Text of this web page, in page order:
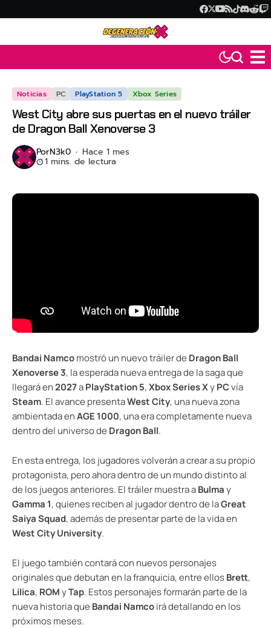
Noticias PC PlayStation 5 Xbox Series
West City abre sus puertas en el nuevo tráiler
de Dragon Ball Xenoverse 3
PorN3k0 Hace 1 mes
1 mins. de lectura
Bandai Namcomostró un nuevo tráiler de Dragon Ball
Xenoverse 3, la esperada nueva entrega de la saga que
llegará en2027aPlayStation 5,Xbox Series XyPCvía
Steam. El avance presentaWest City, una nueva zona
ambientada enAGE 1000, una era completamente nueva
dentro del universo de Dragon Ball.
En esta entrega, los jugadores volverán a crear a su propio
protagonista, pero ahora dentro de un mundo distinto al
de los juegos anteriores. El tráiler muestra aBulmay
Gamma 1, quienes reciben al jugador dentro de laGreat
Saiya Squad, además de presentar parte de la vida en
West City University.
El juego también contará con nuevos personajes
originales que debutan en la franquicia, entre ellosBrett,
Lilica, ROMyTap. Estos personajes formarán parte de la
nueva historia que Bandai Namcoirá detallando en los
próximos meses.